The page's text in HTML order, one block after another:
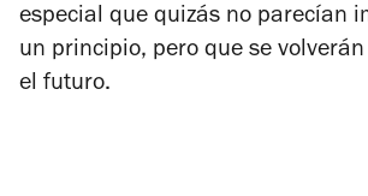
especial que quizás no parecían
un principio, pero que se
el futuro.